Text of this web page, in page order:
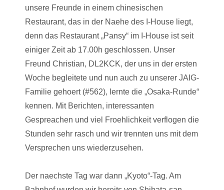
unsere Freunde in einem chinesischen
Restaurant, das in der Naehe des I-House liegt,
denn das Restaurant „Pansy“ im I-House ist seit
einiger Zeit ab 17.00h geschlossen. Unser
Freund Christian, DL2KCK, der uns in der ersten
Woche begleitete und nun auch zu unserer JAIG-
Familie gehoert (#562), lernte die „Osaka-Runde“
kennen. Mit Berichten, interessanten
Gespreachen und viel Froehlichkeit verflogen die
Stunden sehr rasch und wir trennten uns mit dem
Versprechen uns wiederzusehen.
Der naechste Tag war dann „Kyoto“-Tag. Am